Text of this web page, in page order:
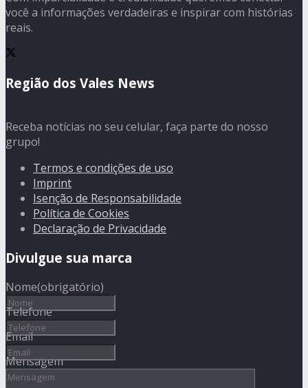
você a informações verdadeiras e inspirar com histórias
reais.
Região dos Vales News
Receba notícias no seu celular, faça parte do nosso
grupo!
Termos e condições de uso
Imprint
Isenção de Responsabilidade
Política de Cookies
Declaração de Privacidade
Divulgue sua marca
Nome(obrigatório)
Telefone
Email
Mensagem